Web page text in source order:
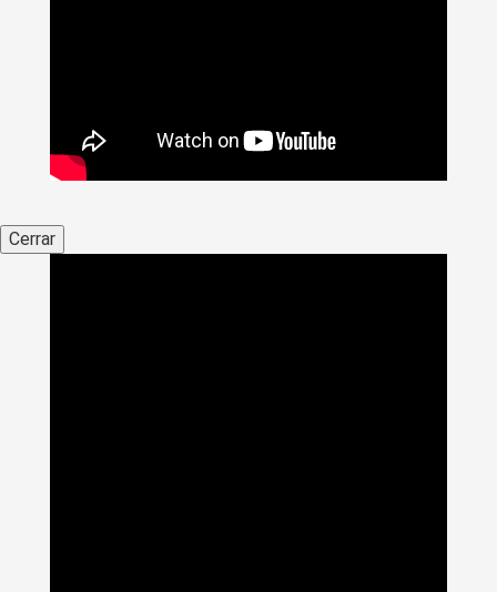
Cerrar